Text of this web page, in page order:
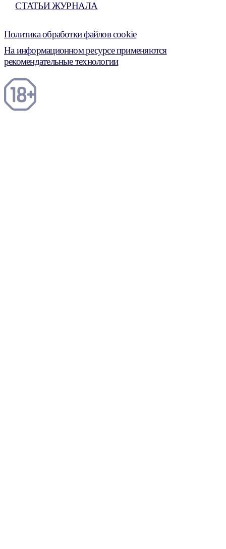
СТАТЬИ ЖУРНАЛА
Политика обработки файлов cookie
На информационном ресурсе применяются
рекомендательные технологии